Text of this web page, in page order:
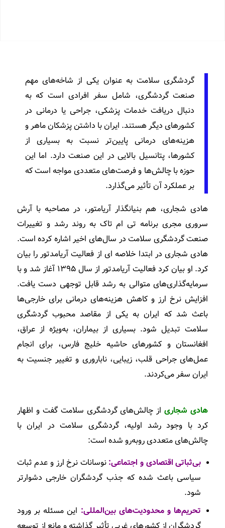
گردشگری سلامت به عنوان یکی از شاخه‌های مهم
صنعت گردشگری، شامل سفر افرادی است که به
دنبال دریافت خدمات پزشکی، جراحی یا درمانی در
کشورهای دیگر هستند. ایران با داشتن پزشکان ماهر و
هزینه‌های درمانی پایین‌تر نسبت به بسیاری از
کشورها، پتانسیل بالایی در این صنعت دارد. اما این
حوزه با چالش‌ها و فرصت‌های متعددی مواجه است که
بر عملکرد آن تأثیر می‌گذارد.
هادی شجاری، هم بنیانگذار آریامتور، در مصاحبه با آرش
سروری مجری برنامه تی ام تاک به روند رشد و تغییرات
صنعت گردشگری سلامت در سال‌های اخیر اشاره کرده است.
هادی شجاری در ابتدا خلاصه ای از فعالیت آریامدتور را بیان
کرد. او بیان کرد فعالیت‌ آریامدتور از سال ۱۳۹۵ آغاز شد و با
سرمایه‌گذاری‌های متوالی به رشد قابل توجهی دست یافت.
افزایش نرخ ارز و کاهش هزینه‌های درمانی برای خارجی‌ها
باعث شد که ایران به یکی از مقاصد محبوب گردشگری
سلامت تبدیل شود. بسیاری از بیماران، به‌ویژه از عراق،
افغانستان و کشورهای حاشیه خلیج فارس، برای انجام
عمل‌های جراحی قلب، زیبایی، ناباروری و تغییر جنسیت به
ایران سفر می‌کردند.
هادی شجاریاز چالش‌های گردشگری سلامت گفت و اظهار
کرد با وجود رشد اولیه، گردشگری سلامت در ایران با
چالش‌های متعددی روبه‌رو شده است:
بی‌ثباتی اقتصادی و اجتماعی:نوسانات نرخ ارز و عدم ثبات
سیاسی باعث شده که جذب گردشگران خارجی دشوارتر
شود.
تحریم‌ها و محدودیت‌های بین‌المللی: این مسئله بر ورود